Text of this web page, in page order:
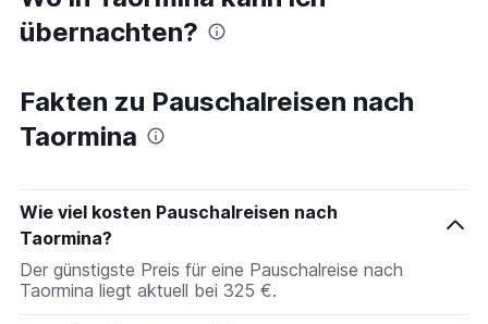
übernachten?
Fakten zu Pauschalreisen nach
Taormina
Wie viel kosten Pauschalreisen nach
Taormina?
Der günstigste Preis für eine Pauschalreise nach
Taormina liegt aktuell bei 325 €.